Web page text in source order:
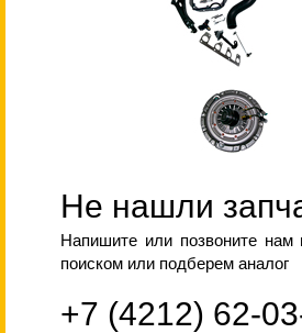
Не нашли
Напишите или позвоните
поиском или подберем аналог
+7 (4212) 62-